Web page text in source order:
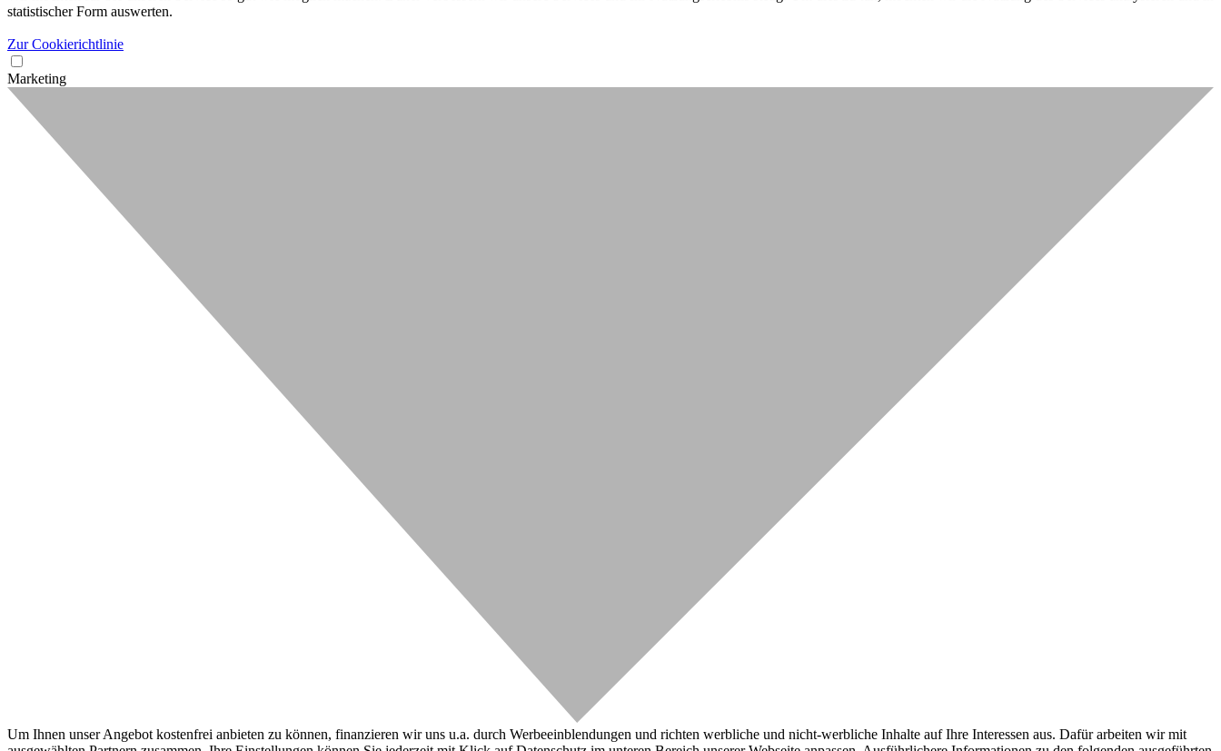
statistischer Form auswerten.
Zur Cookierichtlinie
Marketing
Um Ihnen unser Angebot kostenfrei anbieten zu können, finanzieren wir uns u.a. durch Werbeeinblendungen und richten werbliche und nicht-werbliche Inhalte auf Ihre Interessen aus. Dafür arbeiten wir mit